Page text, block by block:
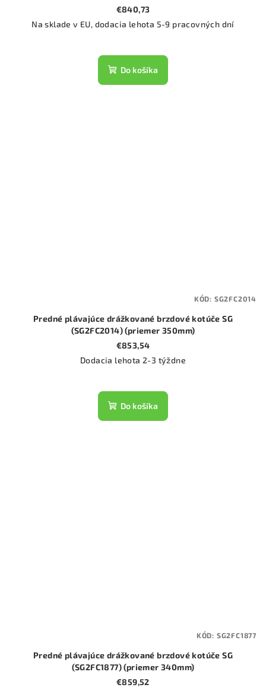
€840,73
Na sklade v EU, dodacia lehota 5-9 pracovných dní
Do košíka
Predné plávajúce drážkované brzdové kotúče SG
(SG2FC2014) (priemer 350mm)
€853,54
Dodacia lehota 2-3 týždne
Do košíka
KÓD: SG2FC2014
Predné plávajúce drážkované brzdové kotúče SG
(SG2FC1877) (priemer 340mm)
€859,52
KÓD: SG2FC1877